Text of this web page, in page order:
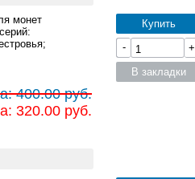
монет
400.00 руб.
320.00 руб.
Купить
-
+
В закладки